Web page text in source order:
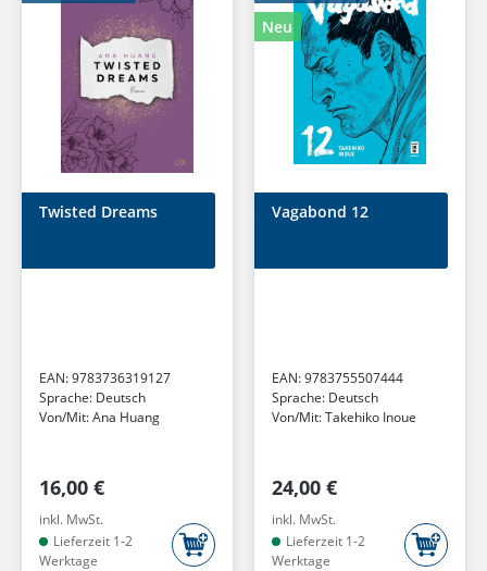
Twisted Dreams
EAN:9783736319127
Sprache: Deutsch
Von/Mit:Ana Huang
16,00 €
inkl. MwSt.
Lieferzeit 1-2
Werktage
Neu
Vagabond 12
EAN:9783755507444
Sprache: Deutsch
Von/Mit:Takehiko Inoue
24,00 €
inkl. MwSt.
Lieferzeit 1-2
Werktage